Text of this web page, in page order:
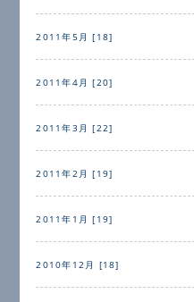
2011年5月 [18]
2011年4月 [20]
2011年3月 [22]
2011年2月 [19]
2011年1月 [19]
2010年12月 [18]